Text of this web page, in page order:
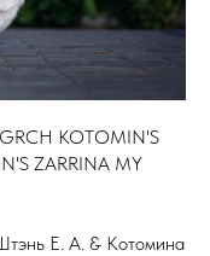
KOTOMIN'S
ZARRINA MY
Е. А. & Котомина